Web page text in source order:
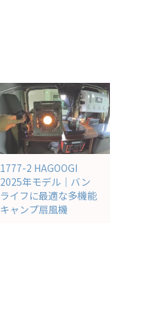
1777-2 HAGOOGI
2025年モデル｜バン
ライフに最適な多機能
キャンプ扇風機